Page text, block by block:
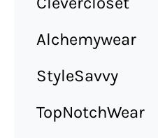
Alchemywear
StyleSavvy
TopNotchWear